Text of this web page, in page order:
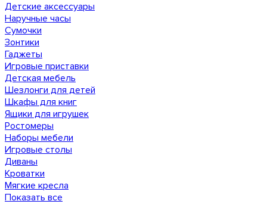
Детские аксессуары
Наручные часы
Сумочки
Зонтики
Гаджеты
Игровые приставки
Детская мебель
Шезлонги для детей
Шкафы для книг
Ящики для игрушек
Ростомеры
Наборы мебели
Игровые столы
Диваны
Кроватки
Мягкие кресла
Показать все